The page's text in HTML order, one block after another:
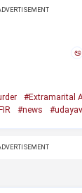
ಅ
#Extramarital
#news